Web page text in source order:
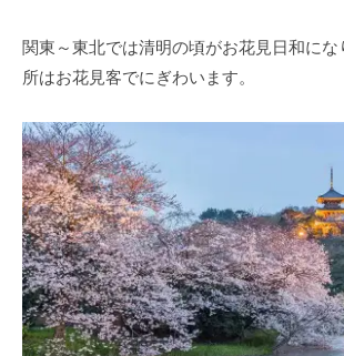
関東～東北では清明の頃がお花見日和にな
所はお花見客でにぎわいます。